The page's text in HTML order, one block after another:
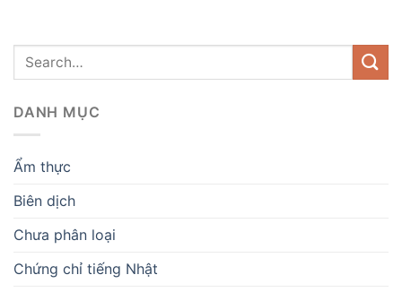
DANH MỤC
Ẩm thực
Biên dịch
Chưa phân loại
Chứng chỉ tiếng Nhật